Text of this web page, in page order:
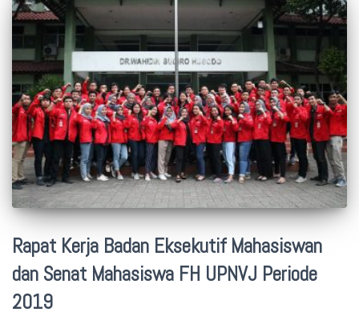
Rapat Kerja Badan Eksekutif Mahasiswan
dan Senat Mahasiswa FH UPNVJ Periode
2019